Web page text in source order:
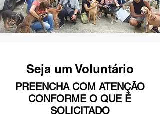
Seja um Voluntário
PREENCHA COM ATENÇÃO
CONFORME O QUE É
SOLICITADO